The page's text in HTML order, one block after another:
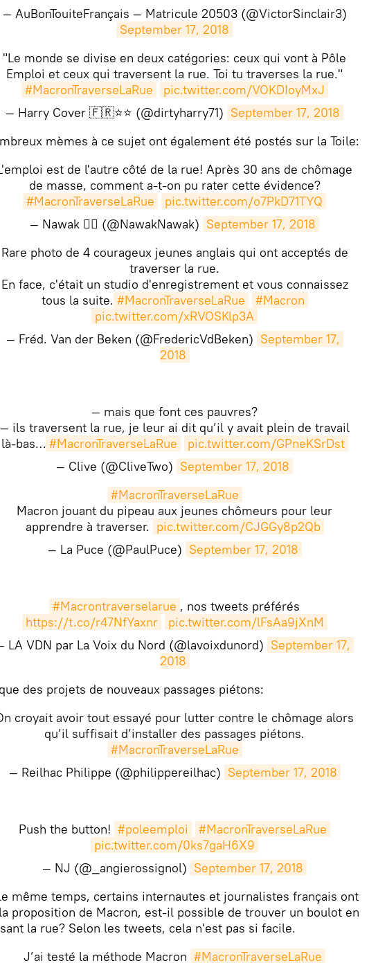
— AuBonTouiteFrançais — Matricule 20503 (@VictorSinclair3)
September 17, 2018
"Le monde se divise en deux catégories: ceux qui vont à Pôle
Emploi et ceux qui traversent la rue. Toi tu traverses la rue."
#MacronTraverseLaRue
pic.twitter.com/VOKDIoyMxJ
— Harry Cover 🇫🇷⭐️⭐️ (@dirtyharry71) September 17, 2018
mèmes à ce sujet ont également été postés sur la Toile:
est de l'autre côté de la rue! Après 30 ans de chômage
de masse, comment a-t-on pu rater cette évidence?
#MacronTraverseLaRue
pic.twitter.com/o7PkD71TYQ
— Nawak 🏳️‍🌈 (@NawakNawak) September 17, 2018
Rare photo de 4 courageux jeunes anglais qui ont acceptés de
traverser la rue.
En face, c'était un studio d'enregistrement et vous connaissez
tous la suite. #MacronTraverseLaRue
#Macron
pic.twitter.com/xRVOSKlp3A
— Fréd. Van der Beken (@FredericVdBeken) September 17,
2018
— mais que font ces pauvres?
— ils traversent la rue, je leur ai dit qu’il y avait plein de travail
là-bas… #MacronTraverseLaRue
pic.twitter.com/GPneKSrDst
— Clive (@CliveTwo) September 17, 2018
#MacronTraverseLaRue
Macron jouant du pipeau aux jeunes chômeurs pour leur
apprendre à traverser. pic.twitter.com/CJGGy8p2Qb
— La Puce (@PaulPuce) September 17, 2018
#Macrontraverselarue , nos tweets préférés
https://t.co/r47NfYaxnr
pic.twitter.com/lFsAa9jXnM
LA VDN par La Voix du Nord (@lavoixdunord) September 17,
2018
des projets de nouveaux passages piétons:
croyait avoir tout essayé pour lutter contre le chômage alors
qu’il suffisait d’installer des passages piétons.
#MacronTraverseLaRue
— Reilhac Philippe (@philippereilhac) September 17, 2018
Push the button! #poleemploi
#MacronTraverseLaRue
pic.twitter.com/0ks7gaH6X9
— NJ (@_angierossignol) September 17, 2018
même temps, certains internautes et journalistes français ont
proposition de Macron, est-il possible de trouver un boulot en
la rue? Selon les tweets, cela n'est pas si facile.
J’ai testé la méthode Macron #MacronTraverseLaRue